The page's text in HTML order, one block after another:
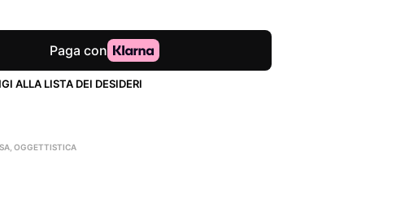
ALLA LISTA DEI DESIDERI
,OGGETTISTICA